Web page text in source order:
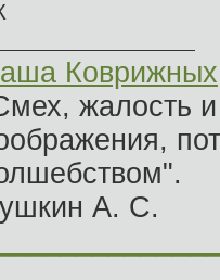
Коврижных
жалость
А. С.